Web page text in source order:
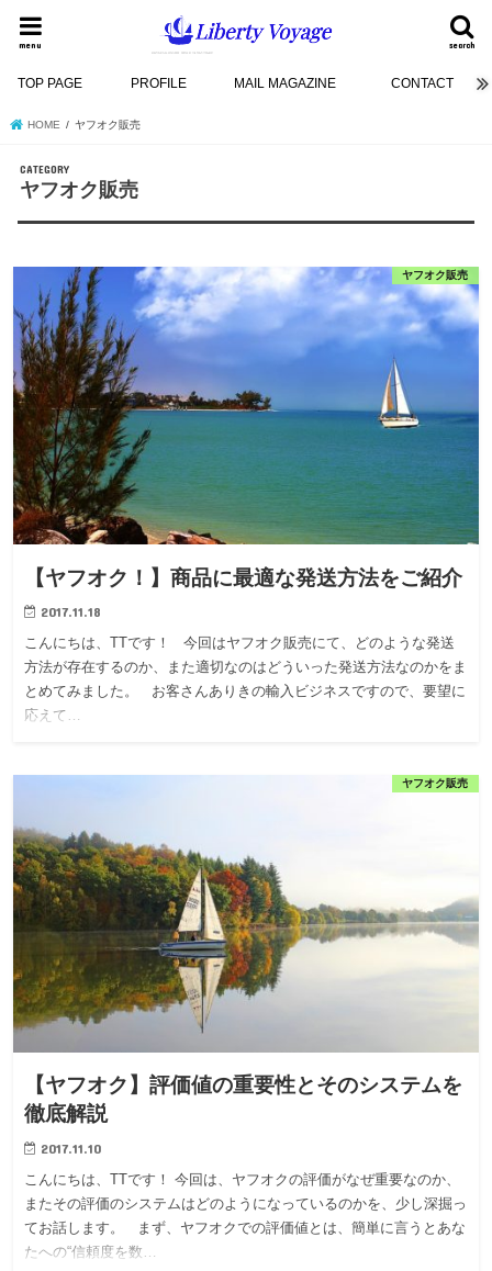
search
menu
TOP PAGE PROFILE MAIL MAGAZINE CONTACT
HOME ヤフオク販売
ヤフオク販売
ヤフオク販売
【ヤフオク！】商品に最適な発送方法をご紹介
2017.11.18
こんにちは、TTです！ 今回はヤフオク販売にて、どのような発送
方法が存在するのか、また適切なのはどういった発送方法なのかをま
とめてみました。 お客さんありきの輸入ビジネスですので、要望に
応えて…
ヤフオク販売
【ヤフオク】評価値の重要性とそのシステムを
徹底解説
2017.11.10
こんにちは、TTです！ 今回は、ヤフオクの評価がなぜ重要なのか、
またその評価のシステムはどのようになっているのかを、少し深掘っ
てお話します。 まず、ヤフオクでの評価値とは、簡単に言うとあな
たへの“信頼度を数…